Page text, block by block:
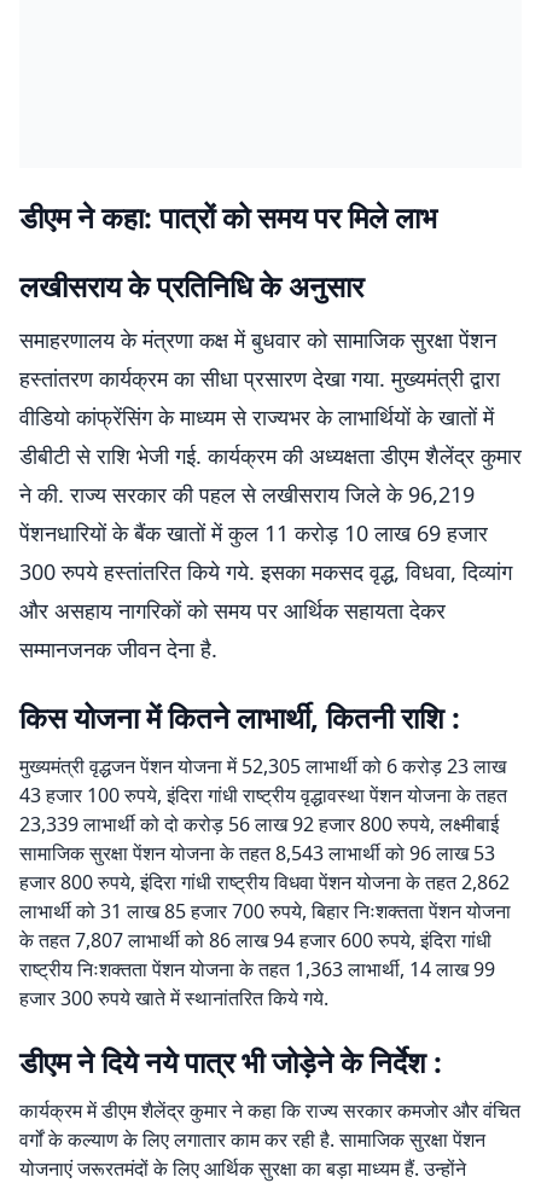
डीएम ने कहा: पात्रों को समय पर मिले लाभ
लखीसराय के प्रतिनिधि के अनुसार
समाहरणालय के मंत्रणा कक्ष में बुधवार को सामाजिक सुरक्षा पेंशन
हस्तांतरण कार्यक्रम का सीधा प्रसारण देखा गया. मुख्यमंत्री द्वारा
वीडियो कांफ्रेंसिंग के माध्यम से राज्यभर के लाभार्थियों के खातों में
डीबीटी से राशि भेजी गई. कार्यक्रम की अध्यक्षता डीएम शैलेंद्र कुमार
ने की. राज्य सरकार की पहल से लखीसराय जिले के 96,219
पेंशनधारियों के बैंक खातों में कुल 11 करोड़ 10 लाख 69 हजार
300 रुपये हस्तांतरित किये गये. इसका मकसद वृद्ध, विधवा, दिव्यांग
और असहाय नागरिकों को समय पर आर्थिक सहायता देकर
सम्मानजनक जीवन देना है.
किस योजना में कितने लाभार्थी, कितनी राशि :
मुख्यमंत्री वृद्धजन पेंशन योजना में 52,305 लाभार्थी को 6 करोड़ 23 लाख
43 हजार 100 रुपये, इंदिरा गांधी राष्ट्रीय वृद्धावस्था पेंशन योजना के तहत
23,339 लाभार्थी को दो करोड़ 56 लाख 92 हजार 800 रुपये, लक्ष्मीबाई
सामाजिक सुरक्षा पेंशन योजना के तहत 8,543 लाभार्थी को 96 लाख 53
हजार 800 रुपये, इंदिरा गांधी राष्ट्रीय विधवा पेंशन योजना के तहत 2,862
लाभार्थी को 31 लाख 85 हजार 700 रुपये, बिहार निःशक्तता पेंशन योजना
के तहत 7,807 लाभार्थी को 86 लाख 94 हजार 600 रुपये, इंदिरा गांधी
राष्ट्रीय निःशक्तता पेंशन योजना के तहत 1,363 लाभार्थी, 14 लाख 99
हजार 300 रुपये खाते में स्थानांतरित किये गये.
डीएम ने दिये नये पात्र भी जोड़ेने के निर्देश :
कार्यक्रम में डीएम शैलेंद्र कुमार ने कहा कि राज्य सरकार कमजोर और वंचित
वर्गों के कल्याण के लिए लगातार काम कर रही है. सामाजिक सुरक्षा पेंशन
योजनाएं जरूरतमंदों के लिए आर्थिक सुरक्षा का बड़ा माध्यम हैं. उन्होंने